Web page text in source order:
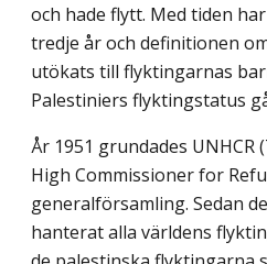
och hade flytt. Med tiden
tredje år och definitionen
utökats till flyktingarnas
Palestiniers flyktingstatus
År 1951 grundades UNHCR
High Commissioner for
generalförsamling. Sedan
hanterat alla världens